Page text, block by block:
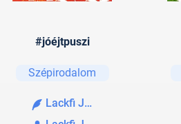
#jóéjtpuszi
Szépirodalom
Lackfi János